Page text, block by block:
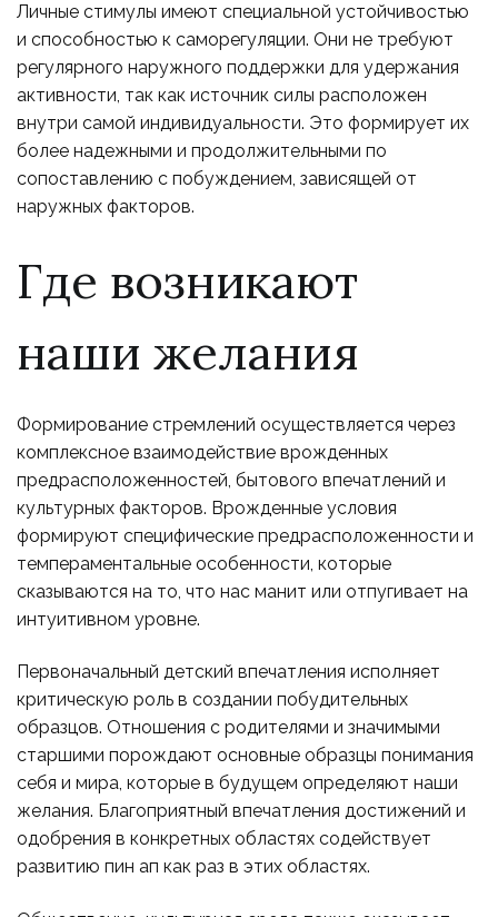
Личные стимулы имеют специальной устойчивостью
и способностью к саморегуляции. Они не требуют
регулярного наружного поддержки для удержания
активности, так как источник силы расположен
внутри самой индивидуальности. Это формирует их
более надежными и продолжительными по
сопоставлению с побуждением, зависящей от
наружных факторов.
Где возникают
наши желания
Формирование стремлений осуществляется через
комплексное взаимодействие врожденных
предрасположенностей, бытового впечатлений и
культурных факторов. Врожденные условия
формируют специфические предрасположенности и
темпераментальные особенности, которые
сказываются на то, что нас манит или отпугивает на
интуитивном уровне.
Первоначальный детский впечатления исполняет
критическую роль в создании побудительных
образцов. Отношения с родителями и значимыми
старшими порождают основные образцы понимания
себя и мира, которые в будущем определяют наши
желания. Благоприятный впечатления достижений и
одобрения в конкретных областях содействует
развитию пин ап как раз в этих областях.